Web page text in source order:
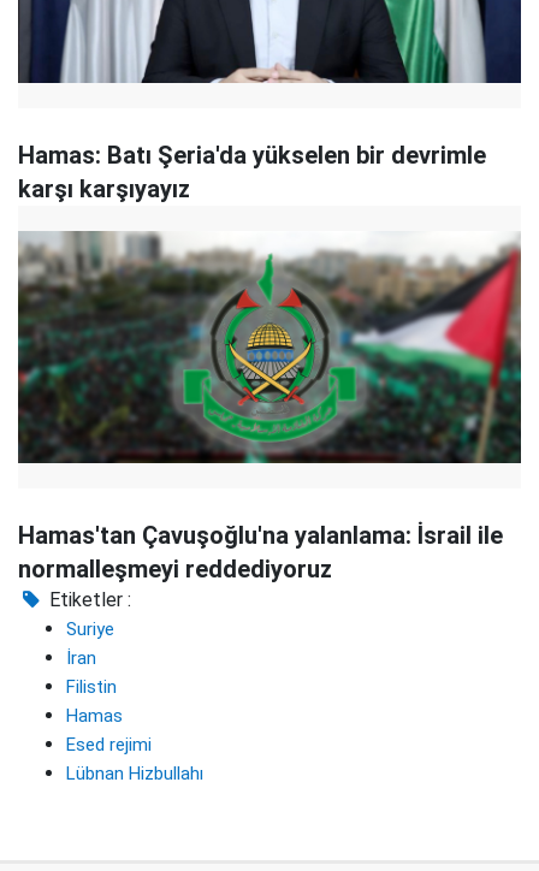
Hamas: Batı Şeria'da yükselen bir devrimle
karşı karşıyayız
Hamas'tan Çavuşoğlu'na yalanlama: İsrail ile
normalleşmeyi reddediyoruz
Etiketler :
Suriye
İran
Filistin
Hamas
Esed rejimi
Lübnan Hizbullahı